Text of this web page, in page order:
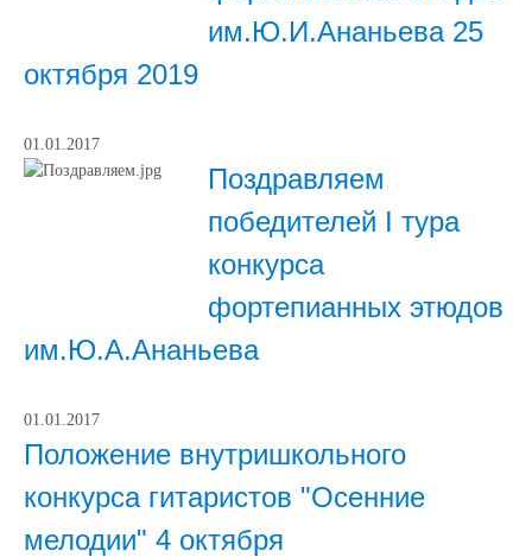
им.Ю.И.Ананьева 25
октября 2019
01.01.2017
Поздравляем
победителей I тура
конкурса
фортепианных этюдов
им.Ю.А.Ананьева
01.01.2017
Положение внутришкольного
конкурса гитаристов "Осенние
мелодии" 4 октября